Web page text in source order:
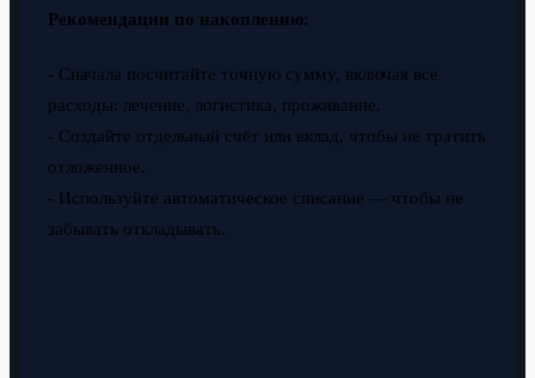
Рекомендации по накоплению:
- Сначала посчитайте точную сумму, включая все
расходы: лечение, логистика, проживание.
- Создайте отдельный счёт или вклад, чтобы не тратить
отложенное.
- Используйте автоматическое списание — чтобы не
забывать откладывать.